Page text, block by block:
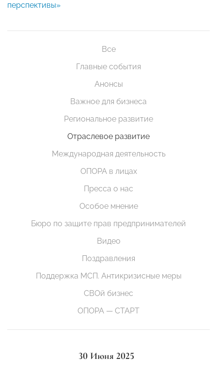
перспективы»
Все
Главные события
Анонсы
Важное для бизнеса
Региональное развитие
Отраслевое развитие
Международная деятельность
ОПОРА в лицах
Пресса о нас
Особое мнение
Бюро по защите прав предпринимателей
Видео
Поздравления
Поддержка МСП. Антикризисные меры
СВОй бизнес
ОПОРА — СТАРТ
30 Июня 2025